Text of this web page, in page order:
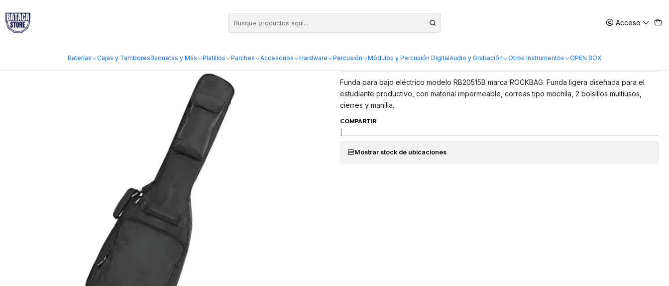
Acceso
Baterías Cajas y TamboresBaquetas y Más Platillos Parches Accesorios Hardware Percusión Módulos y Percusión DigitalAudio y Grabación Otros Instrumentos OPEN BOX
Funda para bajo eléctrico modelo RB20515B marca ROCKBAG. Funda ligera diseñada para el
estudiante productivo, con material impermeable, correas tipo mochila, 2 bolsillos multiusos,
cierres y manilla.
COMPARTIR
Mostrar stock de ubicaciones